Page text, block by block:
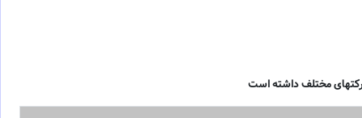
مختلف داشته است